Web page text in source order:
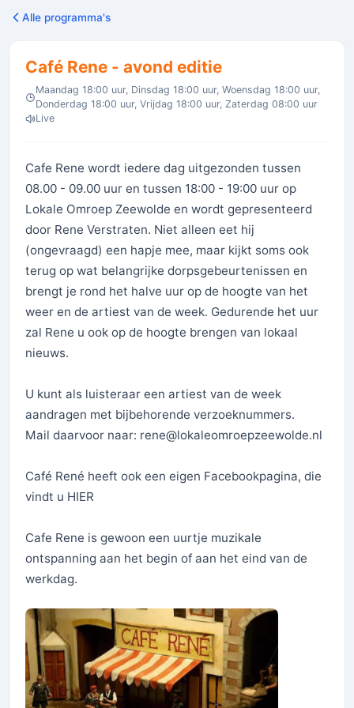
Alle programma's
Café Rene - avond editie
Maandag 18:00 uur, Dinsdag 18:00 uur, Woensdag 18:00 uur,
Donderdag 18:00 uur, Vrijdag 18:00 uur, Zaterdag 08:00 uur
Live
Cafe Rene wordt iedere dag uitgezonden tussen
08.00 - 09.00 uur en tussen 18:00 - 19:00 uur op
Lokale Omroep Zeewolde en wordt gepresenteerd
door Rene Verstraten. Niet alleen eet hij
(ongevraagd) een hapje mee, maar kijkt soms ook
terug op wat belangrijke dorpsgebeurtenissen en
brengt je rond het halve uur op de hoogte van het
weer en de artiest van de week. Gedurende het uur
zal Rene u ook op de hoogte brengen van lokaal
nieuws.
U kunt als luisteraar een artiest van de week
aandragen met bijbehorende verzoeknummers.
Mail daarvoor naar: rene@lokaleomroepzeewolde.nl
Café René heeft ook een eigen Facebookpagina, die
vindt u HIER
Cafe Rene is gewoon een uurtje muzikale
ontspanning aan het begin of aan het eind van de
werkdag.